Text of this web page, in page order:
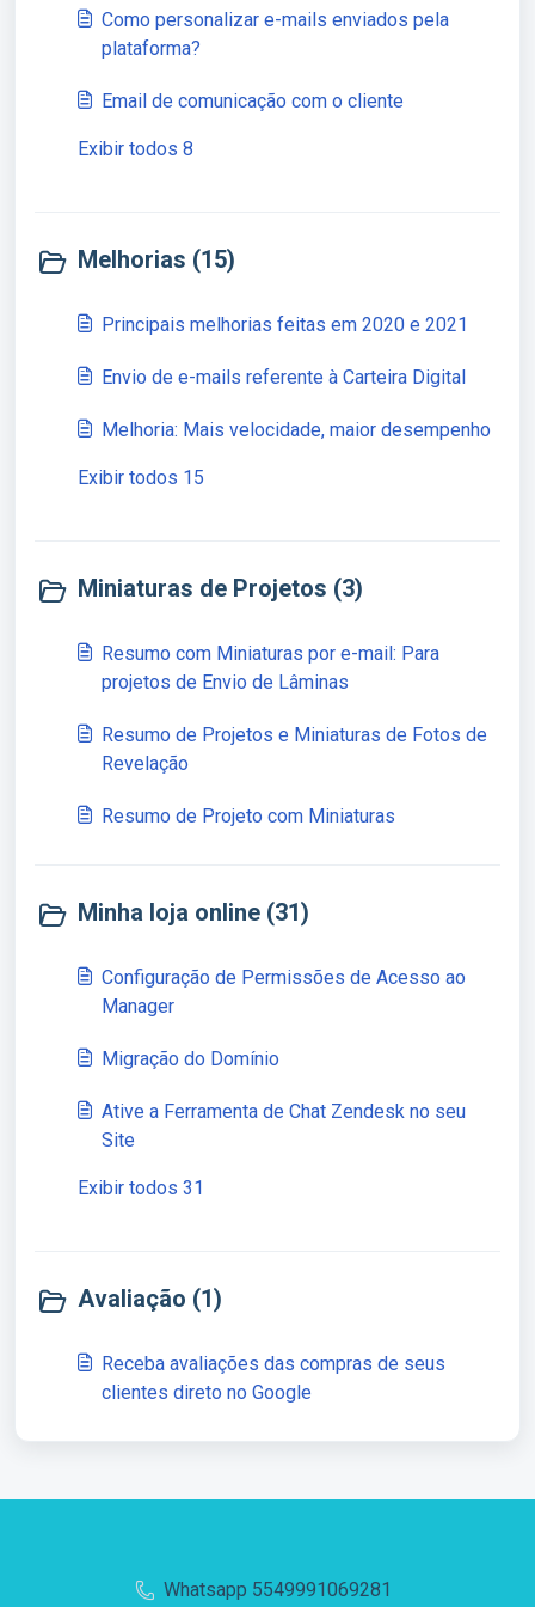
Como personalizar e-mails enviados pela
plataforma?
Email de comunicação com o cliente
Exibir todos 8
Melhorias (15)
Principais melhorias feitas em 2020 e 2021
Envio de e-mails referente à Carteira Digital
Melhoria: Mais velocidade, maior desempenho
Exibir todos 15
Miniaturas de Projetos (3)
Resumo com Miniaturas por e-mail: Para
projetos de Envio de Lâminas
Resumo de Projetos e Miniaturas de Fotos de
Revelação
Resumo de Projeto com Miniaturas
Minha loja online (31)
Configuração de Permissões de Acesso ao
Manager
Migração do Domínio
Ative a Ferramenta de Chat Zendesk no seu
Site
Exibir todos 31
Avaliação (1)
Receba avaliações das compras de seus
clientes direto no Google
Whatsapp 5549991069281